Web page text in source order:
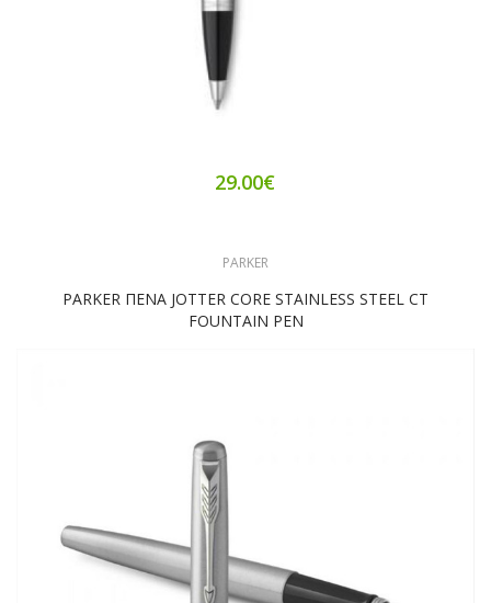
29.00€
PARKER
PARKER ΠΕΝΑ JOTTER CORE STAINLESS STEEL CT
FOUNTAIN PEN